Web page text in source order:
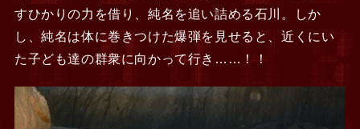
すひかりの力を借り、純名を追い詰める石川。しか
し、純名は体に巻きつけた爆弾を見せると、近くにい
た子ども達の群衆に向かって行き……！！